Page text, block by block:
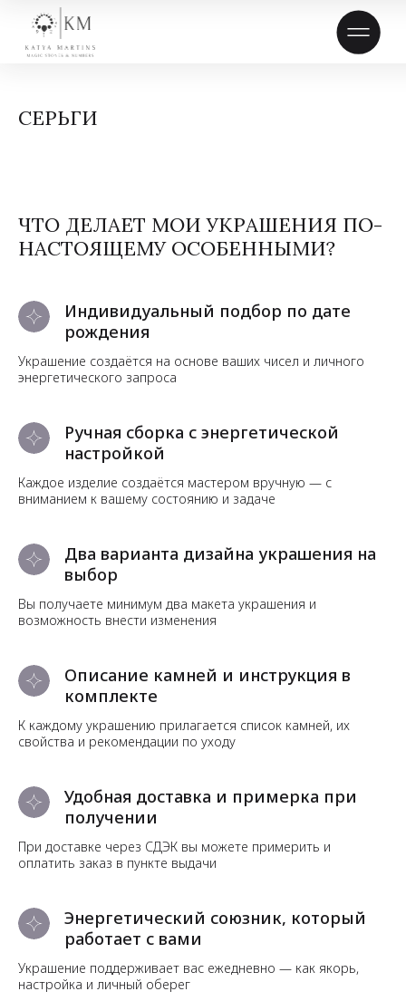
СЕРЬГИ
ЧТО ДЕЛАЕТ МОИ УКРАШЕНИЯ ПО-
НАСТОЯЩЕМУ ОСОБЕННЫМИ?
Индивидуальный подбор по дате
рождения
Украшение создаётся на основе ваших чисел и личного
энергетического запроса
Ручная сборка с энергетической
настройкой
Каждое изделие создаётся мастером вручную — с
вниманием к вашему состоянию и задаче
Два варианта дизайна украшения на
выбор
Вы получаете минимум два макета украшения и
возможность внести изменения
Описание камней и инструкция в
комплекте
К каждому украшению прилагается список камней, их
свойства и рекомендации по уходу
Удобная доставка и примерка при
получении
При доставке через СДЭК вы можете примерить и
оплатить заказ в пункте выдачи
Энергетический союзник, который
работает с вами
Украшение поддерживает вас ежедневно — как якорь,
настройка и личный оберег